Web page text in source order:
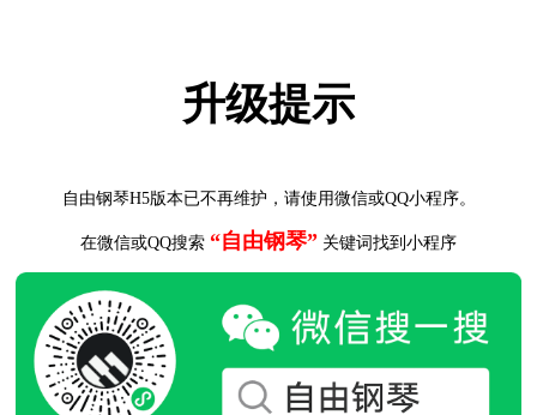
升级提示
自由钢琴H5版本已不再维护，请使用微信或QQ小程序。
在微信或QQ搜索 “自由钢琴” 关键词找到小程序